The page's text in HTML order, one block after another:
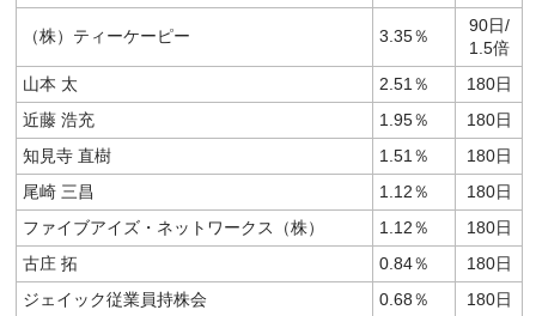
（株）ティーケーピー 3.35％
90日/
1.5倍
山本 太
2.51％
180日
近藤 浩充
1.95％
180日
知見寺 直樹
1.51％
180日
尾崎 三昌
1.12％
180日
ファイブアイズ・ネットワークス（株）
1.12％
180日
古庄 拓
0.84％
180日
ジェイック従業員持株会
0.68％ 180日